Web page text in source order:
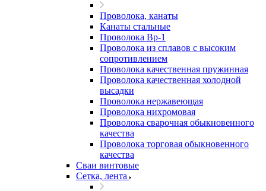
Проволока, канаты
Канаты стальные
Проволока Вр-1
Проволока из сплавов с высоким
сопротивлением
Проволока качественная пружинная
Проволока качественная холодной
высадки
Проволока нержавеющая
Проволока нихромовая
Проволока сварочная обыкновенного
качества
Проволока торговая обыкновенного
качества
Сваи винтовые
Сетка, лента